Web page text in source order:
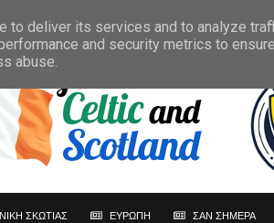
ΣΚΩΤΙΑΣ ΕΥΡΩΠΗ ΣΑΝ ΣΗΜΕΡΑ
deliver its services and to analyze
and security metrics to
abuse.